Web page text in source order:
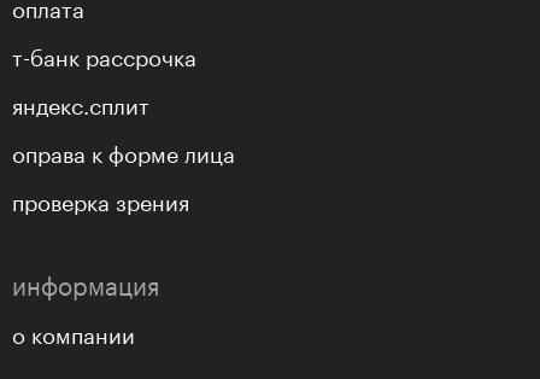
т-банк рассрочка
яндекс.сплит
оправа к форме лица
проверка зрения
информация
о компании